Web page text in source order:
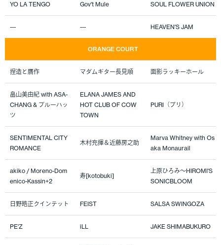
YO LA TENGO Gov't Mule SOUL FLOWER UNION
--- --- HEAVEN'S JAM
ORANGE COURT
捏造と贋作 マダムギター長見順 面影ラッキーホール
畠山美由紀 with ASA-
CHANG & ブルーハッ
ツ
ELANA JAMES AND
HOT CLUB OF COW
TOWN
PURI（プリ）
SENTIMENTAL CITY
ROMANCE
木村充揮＆近藤房之助
Marva Whitney with Os
aka Monaurail
akiko / Moreno-Dom
enico-Kassin+2
寿[kotobuki]
上原ひろみ～HIROMI'S
SONICBLOOM
日野皓正クインテット FEIST SALSA SWINGOZA
PE'Z iLL JAKE SHIMABUKURO